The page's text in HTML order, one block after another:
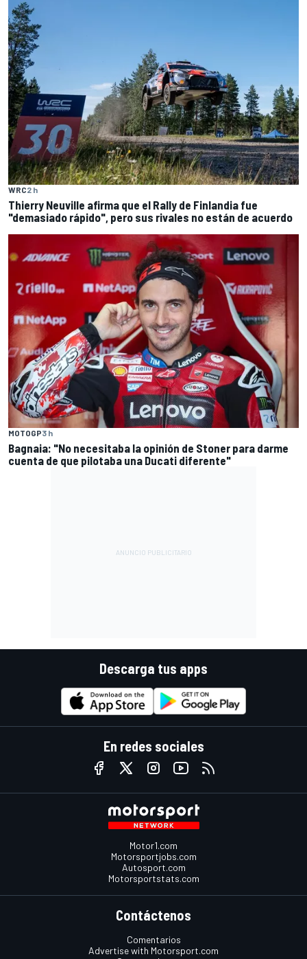
WRC2 h
Thierry Neuville afirma que el Rally de Finlandia fue
"demasiado rápido", pero sus rivales no están de acuerdo
MOTOGP3 h
Bagnaia: "No necesitaba la opinión de Stoner para darme
cuenta de que pilotaba una Ducati diferente"
Descarga tus apps
En redes sociales
Motor1.com
Motorsportjobs.com
Autosport.com
Motorsportstats.com
Contáctenos
Comentarios
Advertise with Motorsport.com